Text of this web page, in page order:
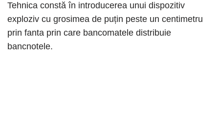
Tehnica constă în introducerea unui dispozitiv
exploziv cu grosimea de puțin peste un centimetru
prin fanta prin care bancomatele distribuie
bancnotele.